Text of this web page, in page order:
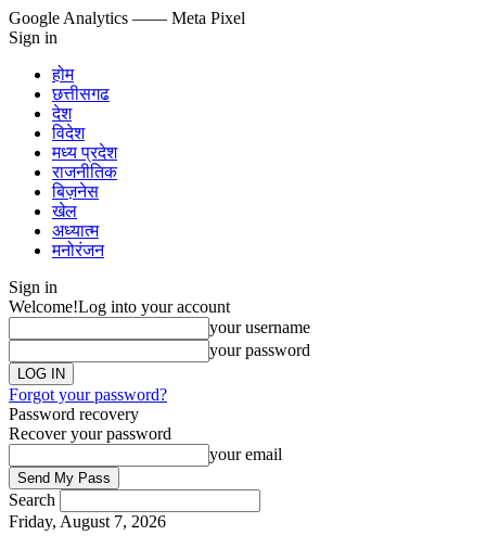
Google Analytics —— Meta Pixel
Sign in
होम
छत्तीसगढ
देश
विदेश
मध्य प्रदेश
राजनीतिक
बिज़नेस
खेल
अध्यात्म
मनोरंजन
Sign in
Welcome!Log into your account
your username
your password
Forgot your password?
Password recovery
Recover your password
your email
Search
Friday, August 7, 2026